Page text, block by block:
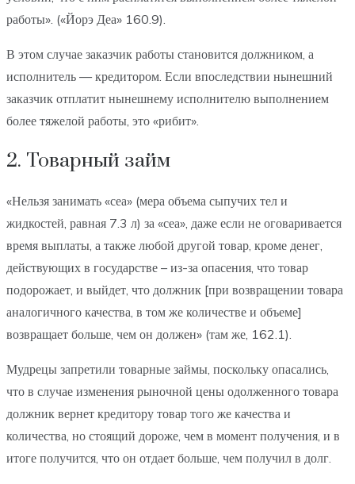
работы». («Йорэ Деа» 160.9).
В этом случае заказчик работы становится должником, а
исполнитель — кредитором. Если впоследствии нынешний
заказчик отплатит нынешнему исполнителю выполнением
более тяжелой работы, это «рибит».
2. Товарный займ
«Нельзя занимать «сеа» (мера объема сыпучих тел и
жидкостей, равная 7.3 л) за «сеа», даже если не оговаривается
время выплаты, а также любой другой товар, кроме денег,
действующих в государстве – из-за опасения, что товар
подорожает, и выйдет, что должник [при возвращении товара
аналогичного качества, в том же количестве и объеме]
возвращает больше, чем он должен» (там же, 162.1).
Мудрецы запретили товарные займы, поскольку опасались,
что в случае изменения рыночной цены одолженного товара
должник вернет кредитору товар того же качества и
количества, но стоящий дороже, чем в момент получения, и в
итоге получится, что он отдает больше, чем получил в долг.